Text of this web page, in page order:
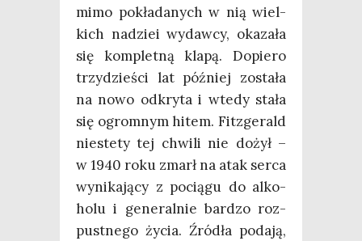
mimo pokła­da­nych w nią wiel­
kich nadziei wydaw­cy, oka­za­ła
się kom­plet­ną kla­pą. Dopie­ro
trzy­dzie­ści lat póź­niej zosta­ła
na nowo odkry­ta i wte­dy sta­ła
się ogrom­nym hitem. Fit­zge­rald
nie­ste­ty tej chwi­li nie dożył –
w 1940 roku zmarł na atak ser­ca
wyni­ka­ją­cy z pocią­gu do alko­
ho­lu i gene­ral­nie bar­dzo roz­
pust­ne­go życia. Źró­dła poda­ją,